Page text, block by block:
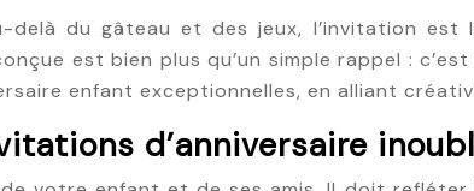
delà du gâteau et des jeux, l’invitation
est bien plus qu’un simple rappel :
enfant exceptionnelles, en alliant
d’anniversaire